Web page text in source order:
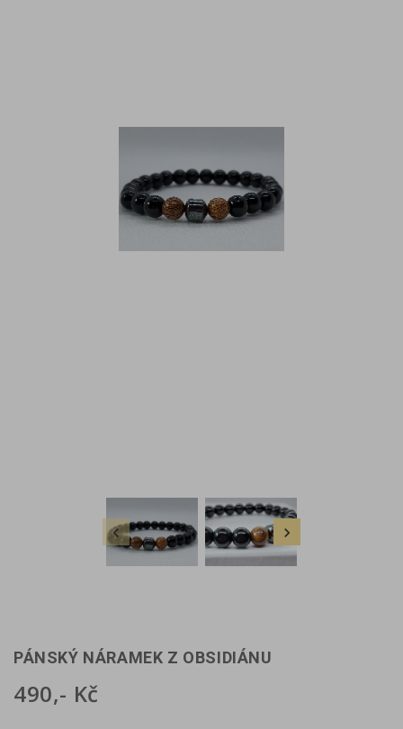
 
PÁNSKÝ NÁRAMEK Z OBSIDIÁNU
490,- Kč